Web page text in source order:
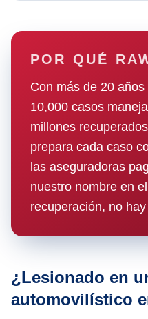
POR QUÉ
Con más de 20
10,000 casos
millones
prepara cada caso
las aseguradoras
nuestro nombre en
recuperación, no
¿Lesionado en
automovilístico